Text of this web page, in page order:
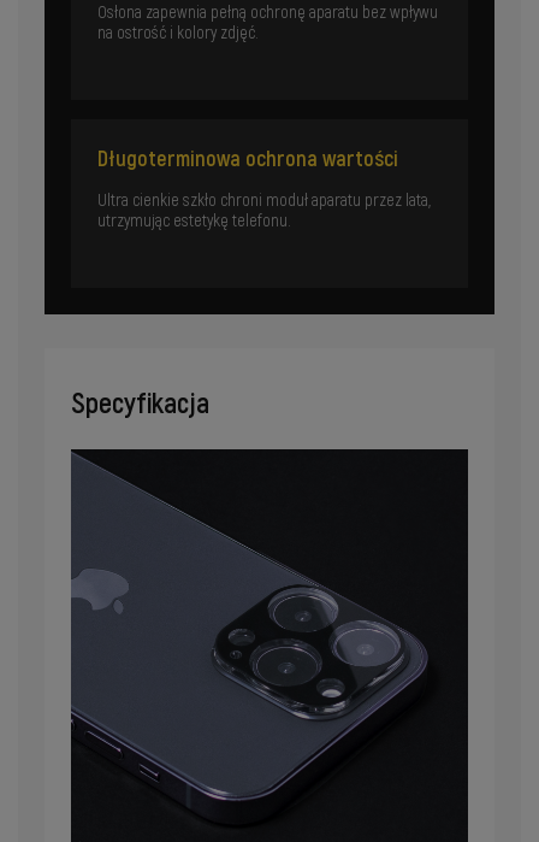
Osłona zapewnia pełną ochronę aparatu bez wpływu
na ostrość i kolory zdjęć.
Długoterminowa ochrona wartości
Ultra cienkie szkło chroni moduł aparatu przez lata,
utrzymując estetykę telefonu.
Specyfikacja